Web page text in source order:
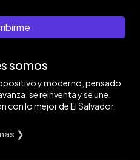
somos
y moderno, pensado
se reinventa y se une.
con lo mejor de El Salvador.
❯